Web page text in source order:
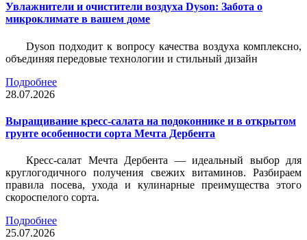
Увлажнители и очистители воздуха Dyson: Забота о
микроклимате в вашем доме
Dyson подходит к вопросу качества воздуха комплексно,
объединяя передовые технологии и стильный дизайн
Подробнее
28.07.2026
Выращивание кресс-салата на подоконнике и в открытом
грунте особенности сорта Мечта Дербента
Кресс-салат Мечта Дербента — идеальный выбор для
круглогодичного получения свежих витаминов. Разбираем
правила посева, ухода и кулинарные преимущества этого
скороспелого сорта.
Подробнее
25.07.2026